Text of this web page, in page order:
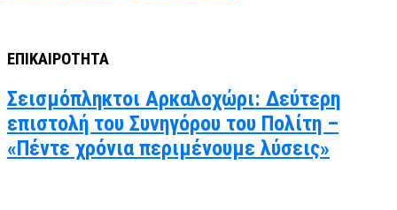
ΕΠΙΚΑΙΡΟΤΗΤΑ
Σεισμόπληκτοι Αρκαλοχώρι: Δεύτερη
επιστολή του Συνηγόρου του Πολίτη –
«Πέντε χρόνια περιμένουμε λύσεις»